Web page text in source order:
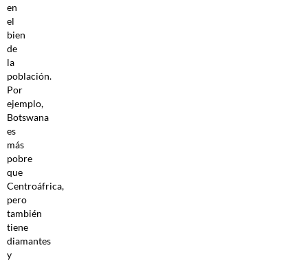
en
el
bien
de
la
población.
Por
ejemplo,
Botswana
es
más
pobre
que
Centroáfrica,
pero
también
tiene
diamantes
y